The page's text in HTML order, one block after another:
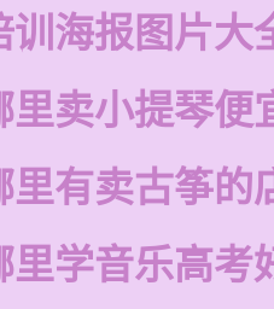
训海报图片大
里卖小提琴便
里有卖古筝的
里学音乐高考